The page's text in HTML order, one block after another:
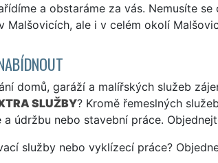
a obstaráme za vás. Nemusíte
Malšovicích, ale i v celém okolí
domů, garáží a malířských služeb
SLUŽBY? Kromě řemeslných
údržbu nebo stavební práce.
služby nebo vyklízecí práce?